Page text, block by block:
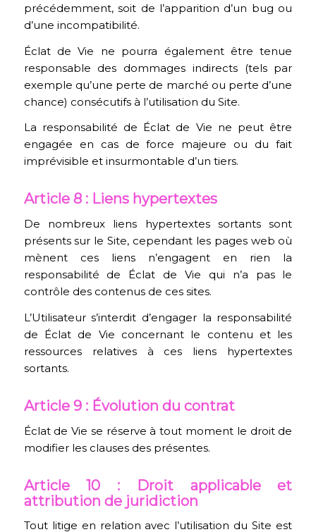
précédemment, soit de l’apparition d’un bug ou
d’une incompatibilité.
Éclat de Vie ne pourra également être tenue
responsable des dommages indirects (tels par
exemple qu’une perte de marché ou perte d’une
chance) consécutifs à l’utilisation du Site.
La responsabilité de Éclat de Vie ne peut être
engagée en cas de force majeure ou du fait
imprévisible et insurmontable d’un tiers.
Article 8 : Liens hypertextes
De nombreux liens hypertextes sortants sont
présents sur le Site, cependant les pages web où
mènent ces liens n’engagent en rien la
responsabilité de Éclat de Vie qui n’a pas le
contrôle des contenus de ces sites.
L’Utilisateur s’interdit d’engager la responsabilité
de Éclat de Vie concernant le contenu et les
ressources relatives à ces liens hypertextes
sortants.
Article 9 : Évolution du contrat
Éclat de Vie se réserve à tout moment le droit de
modifier les clauses des présentes.
Article 10 : Droit applicable et
attribution de juridiction
Tout litige en relation avec l’utilisation du Site est